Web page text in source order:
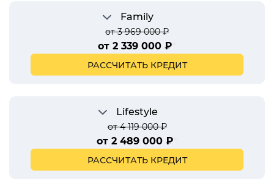
Family
от 3 969 000 ₽
от 2 339 000 ₽
РАССЧИТАТЬ КРЕДИТ
Lifestyle
от 4 119 000 ₽
от 2 489 000 ₽
РАССЧИТАТЬ КРЕДИТ